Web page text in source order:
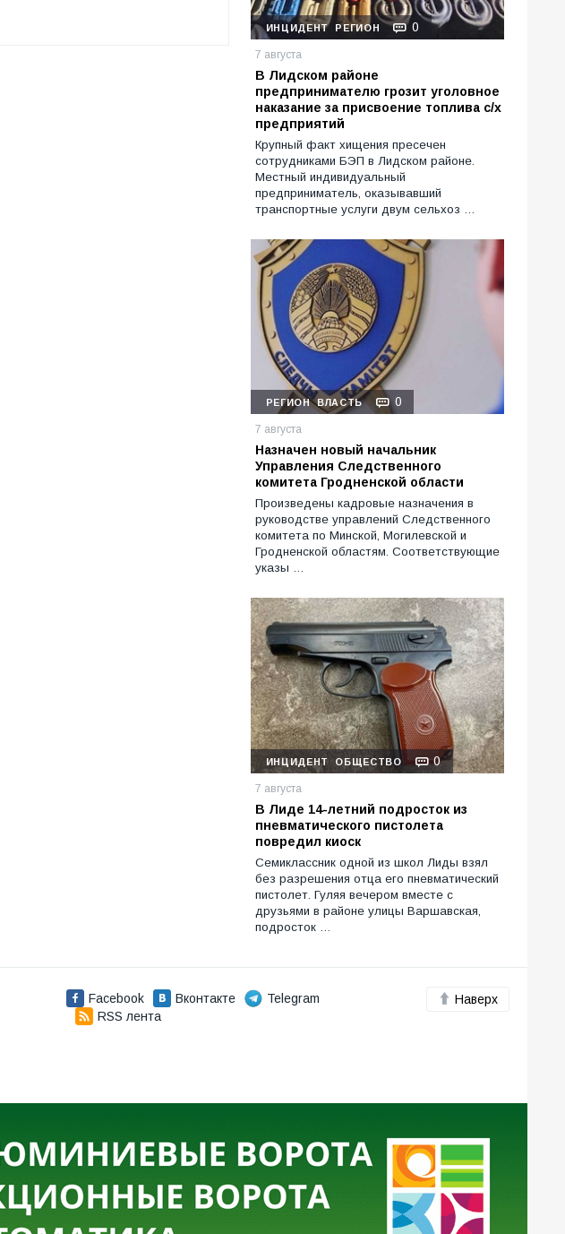
ИНЦИДЕНТ РЕГИОН 0
7 августа
В Лидском районе
предпринимателю грозит уголовное
наказание за присвоение топлива с/х
предприятий
Крупный факт хищения пресечен
сотрудниками БЭП в Лидском районе.
Местный индивидуальный
предприниматель, оказывавший
транспортные услуги двум сельхоз …
РЕГИОН ВЛАСТЬ 0
7 августа
Назначен новый начальник
Управления Следственного
комитета Гродненской области
Произведены кадровые назначения в
руководстве управлений Следственного
комитета по Минской, Могилевской и
Гродненской областям. Соответствующие
указы …
ИНЦИДЕНТ ОБЩЕСТВО 0
7 августа
В Лиде 14-летний подросток из
пневматического пистолета
повредил киоск
Семиклассник одной из школ Лиды взял
без разрешения отца его пневматический
пистолет. Гуляя вечером вместе с
друзьями в районе улицы Варшавская,
подросток …
Facebook Вконтакте
Telegram
RSS лента
Наверх